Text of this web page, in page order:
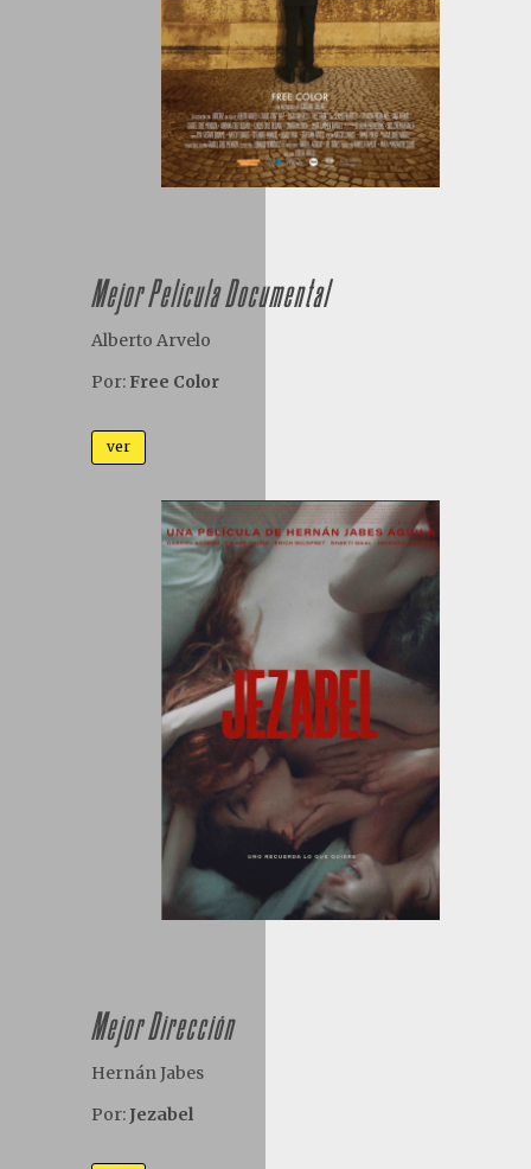
Mejor Película Documental
Alberto Arvelo
Por: Free Color
ver
Mejor Dirección
Hernán Jabes
Por: Jezabel